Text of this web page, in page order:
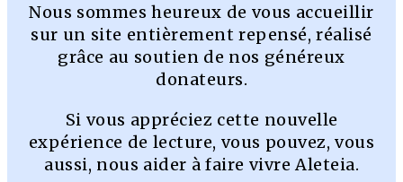
Nous sommes heureux de vous accueillir
sur un site entièrement repensé, réalisé
grâce au soutien de nos généreux
donateurs.
Si vous appréciez cette nouvelle
expérience de lecture, vous pouvez, vous
aussi, nous aider à faire vivre Aleteia.